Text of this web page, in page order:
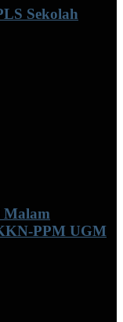
Sekolah
Malam
PPM UGM